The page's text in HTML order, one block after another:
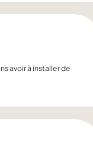
avoir à installer de